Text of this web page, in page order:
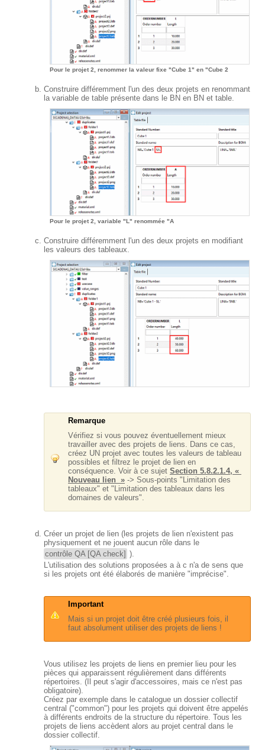
Pour le projet 2, renommer la valeur fixe "Cube 1" en "Cube 2
Construire différemment l'un des deux projets en renommant
la variable de table présente dans le BN en BN et table.
Pour le projet 2, variable "L" renommée "A
Construire différemment l'un des deux projets en modifiant
les valeurs des tableaux.
Remarque
Vérifiez si vous pouvez éventuellement mieux
travailler avec des projets de liens. Dans ce cas,
créez UN projet avec toutes les valeurs de tableau
possibles et filtrez le projet de lien en
conséquence. Voir à ce sujet Section 5.8.2.1.4, «
Nouveau lien » -> Sous-points "Limitation des
tableaux" et "Limitation des tableaux dans les
domaines de valeurs".
Créer un projet de lien (les projets de lien n'existent pas
physiquement et ne jouent aucun rôle dans le
contrôle QA [QA check] ).
L'utilisation des solutions proposées a à c n'a de sens que
si les projets ont été élaborés de manière "imprécise".
Important
Mais si un projet doit être créé plusieurs fois, il
faut absolument utiliser des projets de liens !
Vous utilisez les projets de liens en premier lieu pour les
pièces qui apparaissent régulièrement dans différents
répertoires. (Il peut s'agir d'accessoires, mais ce n'est pas
obligatoire).
Créez par exemple dans le catalogue un dossier collectif
central ("common") pour les projets qui doivent être appelés
à différents endroits de la structure du répertoire. Tous les
projets de liens accèdent alors au projet central dans le
dossier collectif.